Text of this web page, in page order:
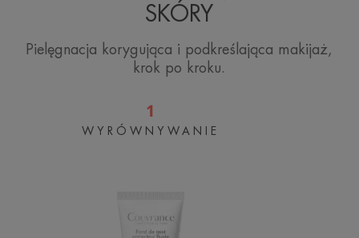
SKÓRY
Pielęgnacja korygująca i podkreślająca makijaż,
krok po kroku.
1
Fluid
WYRÓWNYWANIE